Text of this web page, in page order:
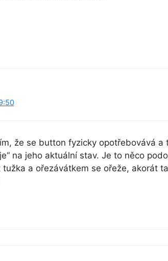
že se button fyzicky opotřebovává a
na jeho aktuální stav. Je to něco
tužka a ořezávátkem se ořeže, akorát